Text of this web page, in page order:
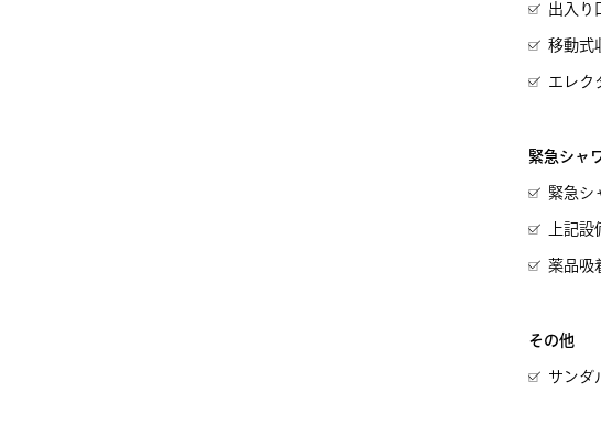
出入り
移動式
エレク
緊急シャ
緊急シ
上記
薬品吸
その他
サンダ